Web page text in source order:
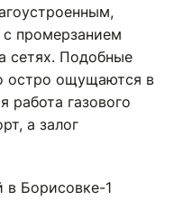
промерзанием
сетях. Подобные
остро ощущаются в
работа газового
а залог
в Борисовке-1